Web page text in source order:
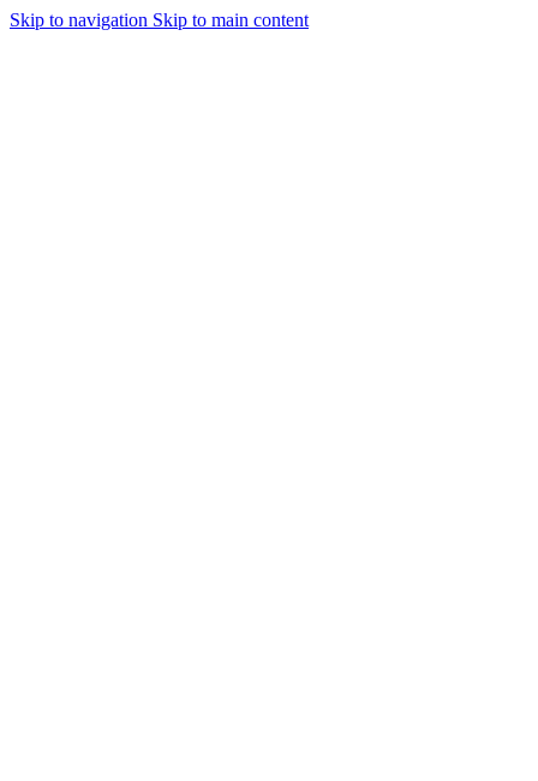
Skip to navigation Skip to main content